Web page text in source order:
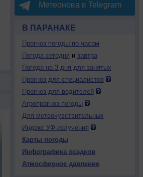
Метеонова в Telegram
В ПАРАНАКЕ
Прогноз погоды по часам
Погода сегодня и завтра
Погода на 3 дня для занятых
Прогноз для специалистов
Прогноз для водителей
Агропрогноз погоды
Для метеочувствительных
Индекс УФ-излучения
Карты погоды
Инфографика осадков
Атмосферное давление